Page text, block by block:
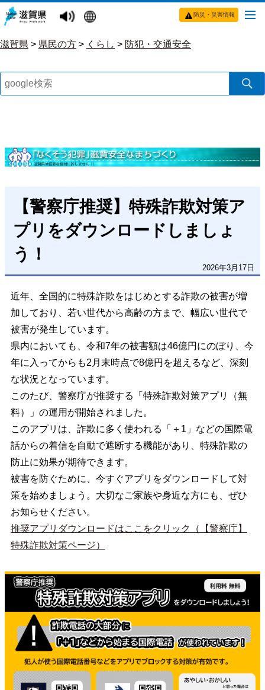
防災・災害情報
滋賀県 > 県民の方 > くらし > 防犯・交通安全
【警察庁推奨】特殊詐欺対策ア
プリをダウンロードしましょ
う！
2026年3月17日
近年、全国的に特殊詐欺をはじめとする詐欺の被害が増
加しており、若い世代から高齢の方まで、幅広い世代で
被害が発生しています。
県内においても、令和7年の被害額は46億円にのぼり、今
年に入ってからも2月末時点で8億円を超えるなど、深刻
な状況となっています。
このたび、警察庁が推奨する「特殊詐欺対策アプリ（無
料）」の運用が開始されました。
このアプリは、詐欺に多く使われる「＋1」などの国際電
話からの着信を自動で遮断する機能があり、特殊詐欺の
防止に効果が期待できます。
被害を防ぐために、今すぐアプリをダウンロードして対
策を始めましょう。大切なご家族や身近な方にも、ぜひ
お知らせください。
推奨アプリダウンロードはここをクリック（【警察庁】
特殊詐欺対策ページ）